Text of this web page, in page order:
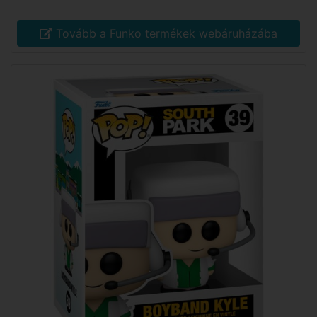
Tovább a Funko termékek webáruházába